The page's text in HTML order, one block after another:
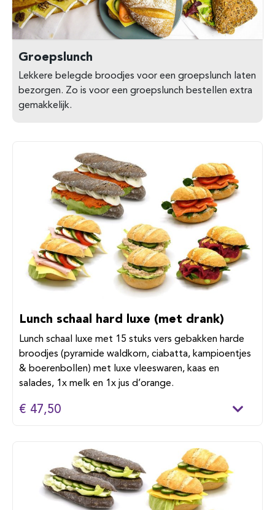
Groepslunch
Lekkere belegde broodjes voor een groepslunch laten
bezorgen. Zo is voor een groepslunch bestellen extra
gemakkelijk.
Lunch schaal hard luxe (met drank)
Lunch schaal luxe met 15 stuks vers gebakken harde
broodjes (pyramide waldkorn, ciabatta, kampioentjes
& boerenbollen) met luxe vleeswaren, kaas en
salades, 1x melk en 1x jus d’orange.
€ 47,50